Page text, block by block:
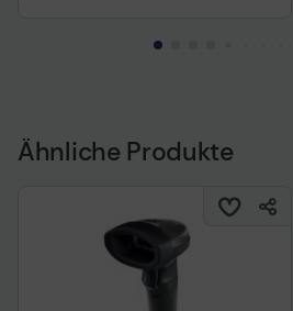
Ähnliche Produkte